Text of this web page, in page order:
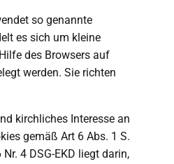
so genannte
es sich um kleine
des Browsers auf
werden. Sie richten
kirchliches Interesse an
gemäß Art 6 Abs. 1 S.
4 DSG-EKD liegt darin,